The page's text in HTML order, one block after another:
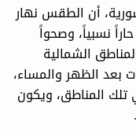
أن الطقس نهار
يكون ربيعياً حاراً نسبياً، وصحواً
الشمالية
بعد الظهر والمساء،
المناطق، ويكون